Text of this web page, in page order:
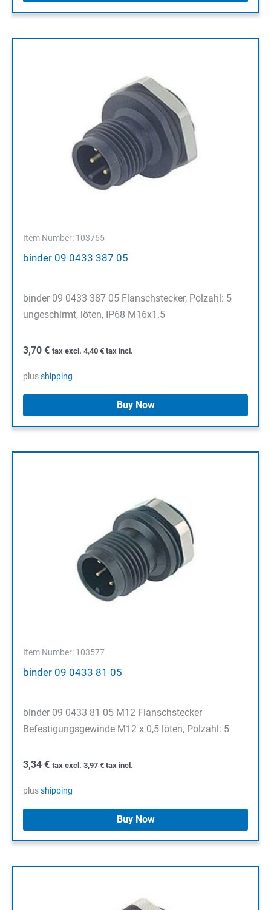
Item Number: 103765
binder 09 0433 387 05
binder 09 0433 387 05 Flanschstecker, Polzahl: 5
ungeschirmt, löten, IP68 M16x1.5
3,70 € tax excl. 4,40 € tax incl.
plusshipping
Buy Now
Item Number: 103577
binder 09 0433 81 05
binder 09 0433 81 05 M12 Flanschstecker
Befestigungsgewinde M12 x 0,5 löten, Polzahl: 5
3,34 € tax excl. 3,97 € tax incl.
plusshipping
Buy Now